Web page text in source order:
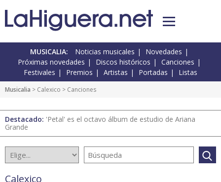
MUSICALIA: Noticias musicales
Novedades
Próximas novedades
Discos históricos
Canciones
Festivales
Premios Artistas Portadas Listas
Musicalia > Calexico > Canciones
Destacado: 'Petal' es el octavo álbum de estudio de Ariana
Grande
Calexico